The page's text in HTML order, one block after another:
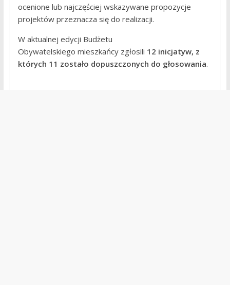
ocenione lub najczęściej wskazywane propozycje
projektów przeznacza się do realizacji.
W aktualnej edycji Budżetu
Obywatelskiego mieszkańcy zgłosili 12 inicjatyw, z
których 11 zostało dopuszczonych do głosowania.